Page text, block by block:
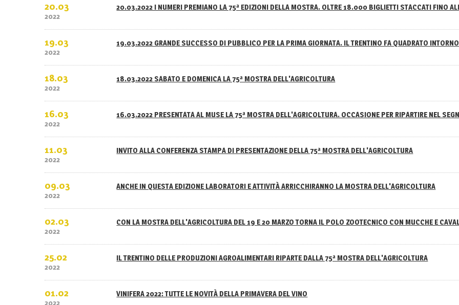
20.03
2022
20.03.2022 I NUMERI PREMIANO LA 75ª EDIZIONI DELLA MOSTRA. OLTRE 18.000 BIGLIETTI STACCATI FINO
19.03
2022
19.03.2022 GRANDE SUCCESSO DI PUBBLICO PER LA PRIMA GIORNATA. IL TRENTINO FA QUADRATO
18.03
2022
18.03.2022 SABATO E DOMENICA LA 75ª MOSTRA DELL'AGRICOLTURA
16.03
2022
16.03.2022 PRESENTATA AL MUSE LA 75ª MOSTRA DELL'AGRICOLTURA. OCCASIONE PER RIPARTIRE NEL
11.03
2022
INVITO ALLA CONFERENZA STAMPA DI PRESENTAZIONE DELLA 75ª MOSTRA DELL'AGRICOLTURA
09.03
2022
ANCHE IN QUESTA EDIZIONE LABORATORI E ATTIVITÀ ARRICCHIRANNO LA MOSTRA DELL'AGRICOLTURA
02.03
2022
CON LA MOSTRA DELL'AGRICOLTURA DEL 19 E 20 MARZO TORNA IL POLO ZOOTECNICO CON MUCCHE E
25.02
2022
IL TRENTINO DELLE PRODUZIONI AGROALIMENTARI RIPARTE DALLA 75ª MOSTRA DELL'AGRICOLTURA
01.02
2022
VINIFERA 2022: TUTTE LE NOVITÀ DELLA PRIMAVERA DEL VINO